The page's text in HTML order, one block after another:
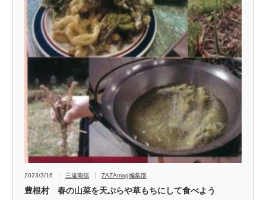
2023/3/16 三遠南信 ZAZAmag編集部
豊根村 春の山菜を天ぷらや草もちにして食べよう